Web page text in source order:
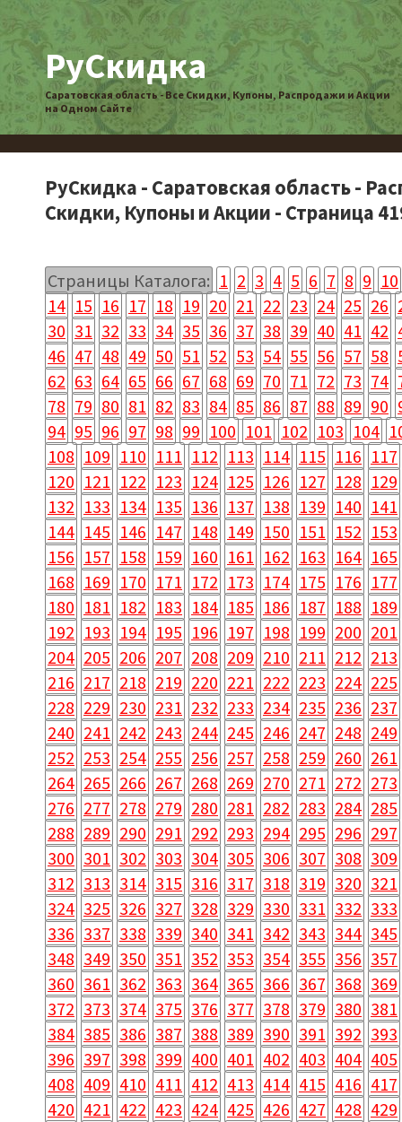
РуСкидка
Саратовская область - Все Скидки, Купоны, Распродажи и Акции
на Одном Сайте
РуСкидка - Саратовская область -
Скидки, Купоны и Акции - Страница
Страницы Каталога: 1 2 3 4 5 6 7 8 9 10
14 15 16 17 18 19 20 21 22 23 24 25 26
30 31 32 33 34 35 36 37 38 39 40 41 42
46 47 48 49 50 51 52 53 54 55 56 57 58
62 63 64 65 66 67 68 69 70 71 72 73 74
78 79 80 81 82 83 84 85 86 87 88 89 90
94 95 96 97 98 99 100 101 102 103 104
108 109 110 111 112 113 114 115 116 117
120 121 122 123 124 125 126 127 128 129
132 133 134 135 136 137 138 139 140 141
144 145 146 147 148 149 150 151 152 153
156 157 158 159 160 161 162 163 164 165
168 169 170 171 172 173 174 175 176 177
180 181 182 183 184 185 186 187 188 189
192 193 194 195 196 197 198 199 200 201
204 205 206 207 208 209 210 211 212 213
216 217 218 219 220 221 222 223 224 225
228 229 230 231 232 233 234 235 236 237
240 241 242 243 244 245 246 247 248 249
252 253 254 255 256 257 258 259 260 261
264 265 266 267 268 269 270 271 272 273
276 277 278 279 280 281 282 283 284 285
288 289 290 291 292 293 294 295 296 297
300 301 302 303 304 305 306 307 308 309
312 313 314 315 316 317 318 319 320 321
324 325 326 327 328 329 330 331 332 333
336 337 338 339 340 341 342 343 344 345
348 349 350 351 352 353 354 355 356 357
360 361 362 363 364 365 366 367 368 369
372 373 374 375 376 377 378 379 380 381
384 385 386 387 388 389 390 391 392 393
396 397 398 399 400 401 402 403 404 405
408 409 410 411 412 413 414 415 416 417
420 421 422 423 424 425 426 427 428 429